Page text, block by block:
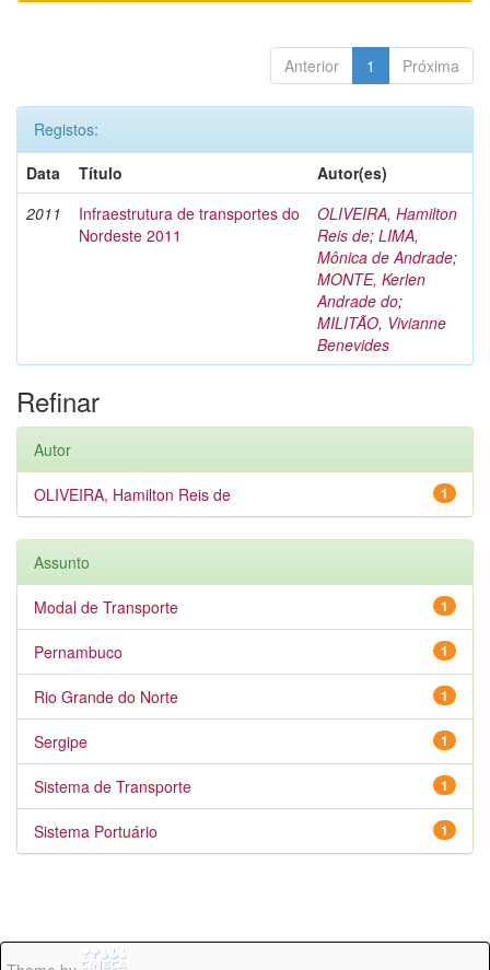
Anterior 1 Próxima
Registos:
Data
Título
Autor(es)
2011
Infraestrutura de transportes do
Nordeste 2011
OLIVEIRA, Hamilton
Reis de; LIMA,
Mônica de Andrade;
MONTE, Kerlen
Andrade do;
MILITÃO, Vivianne
Benevides
Refinar
Autor
1
OLIVEIRA, Hamilton Reis de
Assunto
1
Modal de Transporte
1
Pernambuco
1
Rio Grande do Norte
1
Sergipe
1
Sistema de Transporte
1
Sistema Portuário